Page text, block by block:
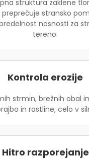
struktura zaklene
stransko
nosnosti za
tereno.
Kontrola erozije
strmin, brežnih obal
in rastline, celo v
Hitro razporejanje